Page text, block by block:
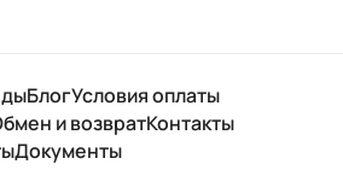
БлогУсловия оплаты
и возвратКонтакты
Документы